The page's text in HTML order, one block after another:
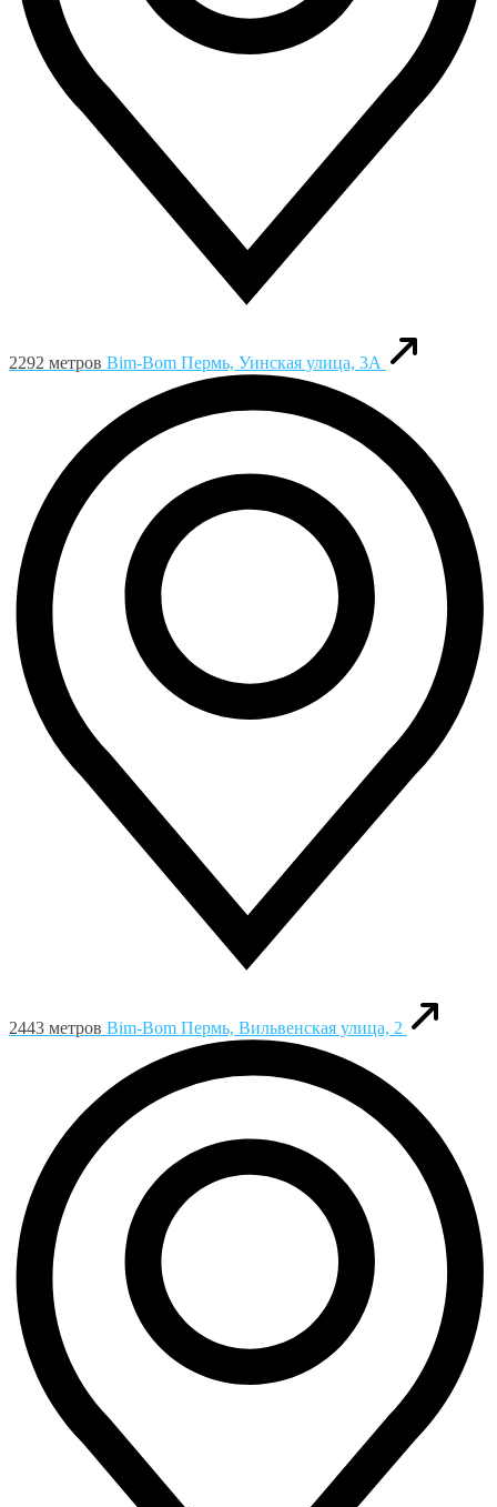
2292 метров Bim-Bom Пермь, Уинская улица, 3А
2443 метров Bim-Bom Пермь, Вильвенская улица, 2